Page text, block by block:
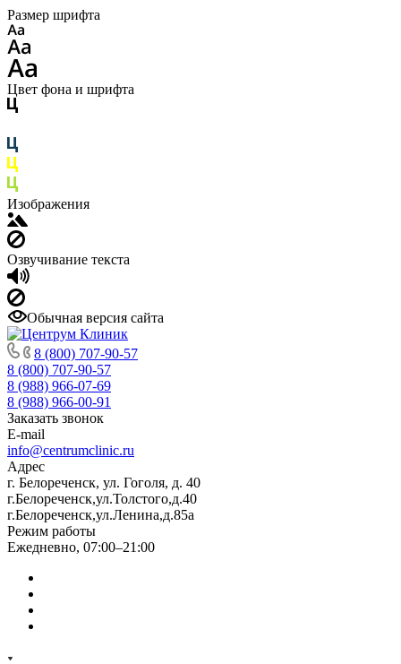
Размер шрифта
Цвет фона и шрифта
Изображения
Озвучивание текста
Обычная версия сайта
8 (800) 707-90-57
8 (800) 707-90-57
8 (988) 966-07-69
8 (988) 966-00-91
Заказать звонок
E-mail
info@centrumclinic.ru
Адрес
г. Белореченск, ул. Гоголя, д. 40
г.Белореченск,ул.Толстого,д.40
г.Белореченск,ул.Ленина,д.85а
Режим работы
Ежедневно, 07:00–21:00